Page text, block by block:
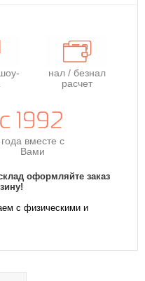
нал / безнал
расчет
года вместе с
Вами
оформляйте заказ
с физическими и